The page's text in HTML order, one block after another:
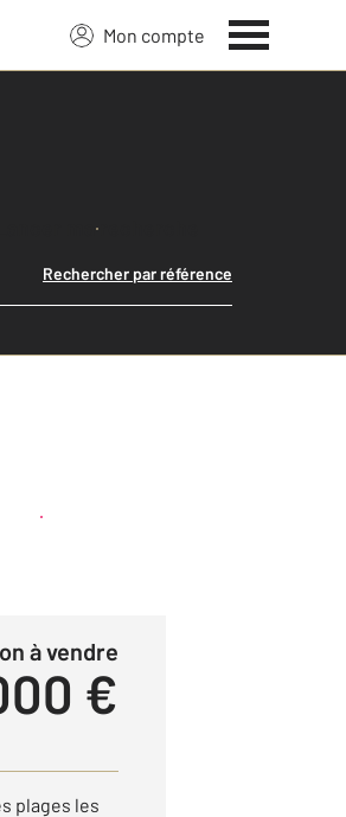
Mon compte
Lancer ma recherche
Rechercher par référence
Créer une alerte
à vendre
€
plages les